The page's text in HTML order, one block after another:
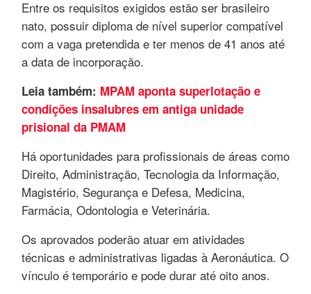
Entre os requisitos exigidos estão ser brasileiro
nato, possuir diploma de nível superior compatível
com a vaga pretendida e ter menos de 41 anos até
a data de incorporação.
Leia também: MPAM aponta superlotação e
condições insalubres em antiga unidade
prisional da PMAM
Há oportunidades para profissionais de áreas como
Direito, Administração, Tecnologia da Informação,
Magistério, Segurança e Defesa, Medicina,
Farmácia, Odontologia e Veterinária.
Os aprovados poderão atuar em atividades
técnicas e administrativas ligadas à Aeronáutica. O
vínculo é temporário e pode durar até oito anos.